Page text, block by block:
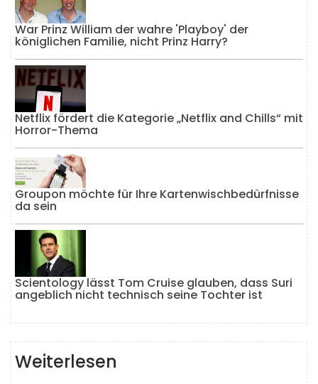
War Prinz William der wahre 'Playboy' der
königlichen Familie, nicht Prinz Harry?
Netflix fördert die Kategorie „Netflix and Chills“ mit
Horror-Thema
Groupon möchte für Ihre Kartenwischbedürfnisse
da sein
Scientology lässt Tom Cruise glauben, dass Suri
angeblich nicht technisch seine Tochter ist
Weiterlesen